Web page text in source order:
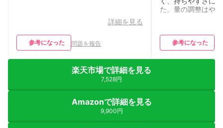
詳細を見る
参考になった 問題を報告
た。量の調整はや
参考になった
楽天市場で詳細を見る
7,528円
Amazonで詳細を見る
9,900円